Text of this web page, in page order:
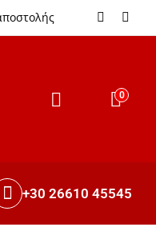
0
+30 26610 45545